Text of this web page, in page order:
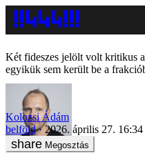
Két fideszes jelölt volt kritikus
egyikük sem került be a
Kolozsi Ádám
belföld
2026. április 27. 16:34
Megosztás